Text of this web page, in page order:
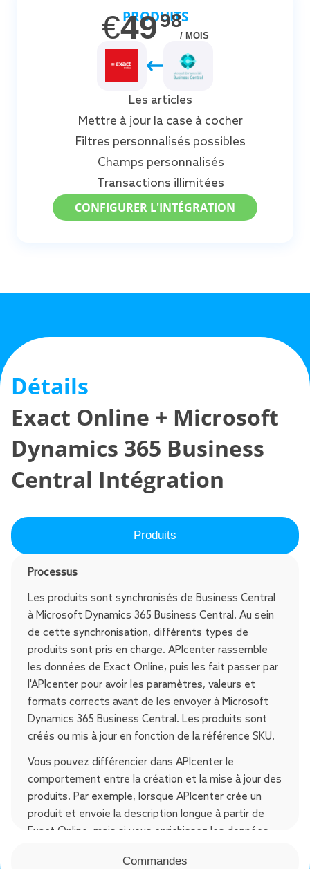
PRODUITS
€4998
/ MOIS
Les articles
Mettre à jour la case à cocher
Filtres personnalisés possibles
Champs personnalisés
Transactions illimitées
CONFIGURER L'INTÉGRATION
Détails
Exact Online + Microsoft
Dynamics 365 Business
Central Intégration
Produits
Commandes
Processus
Les produits sont synchronisés de Business Central
à Microsoft Dynamics 365 Business Central. Au sein
de cette synchronisation, différents types de
produits sont pris en charge. APIcenter rassemble
les données de Exact Online, puis les fait passer par
l'APIcenter pour avoir les paramètres, valeurs et
formats corrects avant de les envoyer à Microsoft
Dynamics 365 Business Central. Les produits sont
créés ou mis à jour en fonction de la référence SKU.
Vous pouvez différencier dans APIcenter le
comportement entre la création et la mise à jour des
produits. Par exemple, lorsque APIcenter crée un
produit et envoie la description longue à partir de
Exact Online, mais si vous enrichissez les données
Central, vous ne voulez pas qu'elles soient écrasées